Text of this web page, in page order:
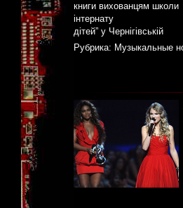
дітей” у Чернігівській
Рубрика: Музыкальные